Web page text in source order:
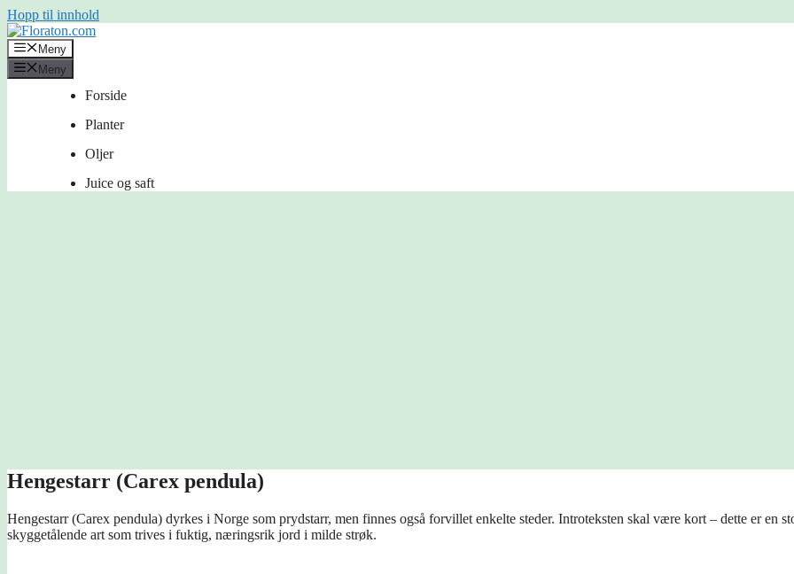
Hopp til innhold
Meny
Meny
Forside
Planter
Oljer
Juice og saft
Hengestarr (Carex pendula)
Hengestarr (Carex pendula) dyrkes i Norge som prydstarr, men finnes også forvillet enkelte steder. Introteksten skal være kort – dette er en
skyggetålende art som trives i fuktig, næringsrik jord i milde strøk.